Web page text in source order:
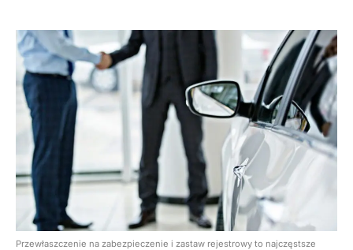
Przewłaszczenie na zabezpieczenie i zastaw rejestrowy to najczęstsze